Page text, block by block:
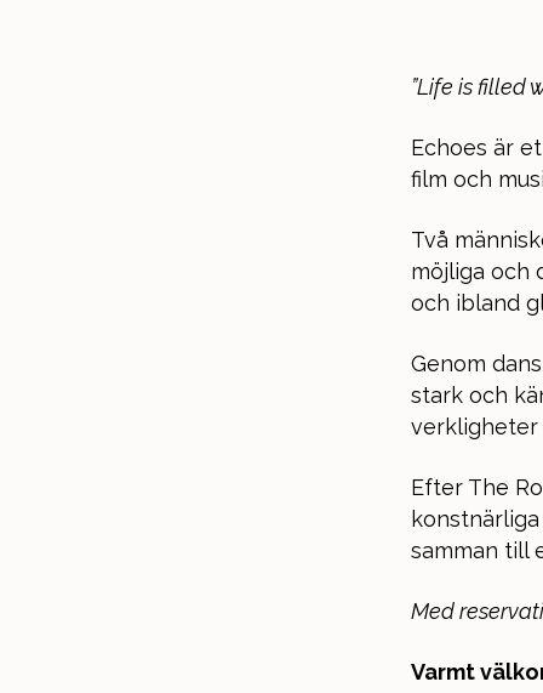
”Life is filled
Echoes är
film och
Två
möjliga och
och ibland
Genom
stark och
verkligheter
Efter The
samman till
Med
Varmt